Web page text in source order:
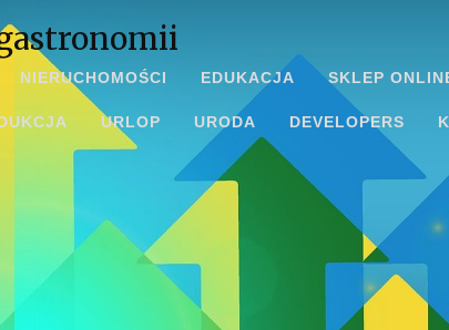
NIERUCHOMOŚCI EDUKACJA SKLEP
URLOP URODA DEVELOPERS